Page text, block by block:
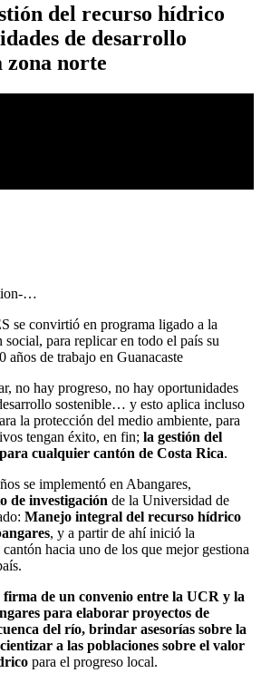
del recurso hídrico
de desarrollo
zona norte
…
se convirtió en programa ligado a la
para replicar en todo el país su
años de trabajo en Guanacaste
no hay progreso, no hay oportunidades
sostenible… y esto aplica incluso
la protección del medio ambiente, para
tengan éxito, en fin; la gestión del
cualquier cantón de Costa Rica.
se implementó en Abangares,
de investigación de la Universidad de
Manejo integral del recurso hídrico
, y a partir de ahí inició la
hacia uno de los que mejor gestiona
firma de un convenio entre la UCR y la
para elaborar proyectos de
del río, brindar asesorías sobre la
a las poblaciones sobre el valor
para el progreso local.